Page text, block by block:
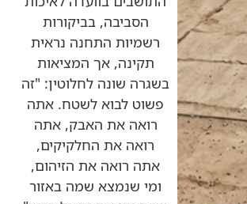
הסביבה, בביקורות
רשמיות התחנה נראית
תקינה, אך המציאות
בשגרה שונה לחלוטין: "זה
פשוט לבוא לשטח. אתה
רואה את האבק, אתה
רואה את החלקיקים,
אתה רואה את הזיהום,
ומי שנמצא שמה באזור